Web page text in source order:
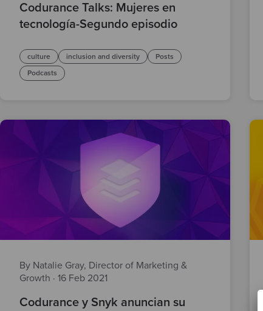
Codurance Talks: Mujeres en
tecnología-Segundo episodio
culture inclusion and diversity
Posts
Podcasts
By Natalie Gray, Director of Marketing &
Growth · 16 Feb 2021
Codurance y Snyk anuncian su